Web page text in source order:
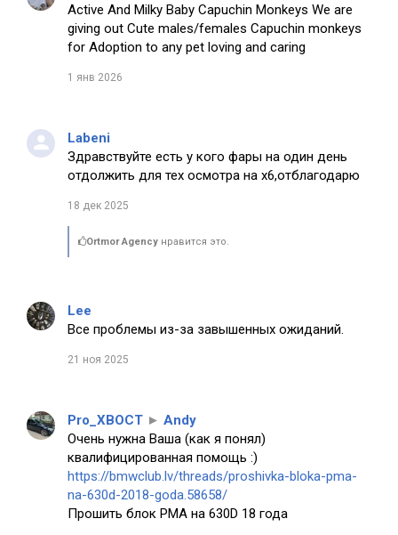
Active And Milky Baby Capuchin Monkeys We are
giving out Cute males/females Capuchin monkeys
for Adoption to any pet loving and caring
1 янв 2026
Labeni
Здравствуйте есть у кого фары на один день
отдолжить для тех осмотра на х6,отблагодарю
18 дек 2025
Ortmor Agency нравится это.
Lee
Все проблемы из-за завышенных ожиданий.
21 ноя 2025
Pro_XBOCT ► Andy
Очень нужна Ваша (как я понял)
квалифицированная помощь :)
https://bmwclub.lv/threads/proshivka-bloka-pma-
na-630d-2018-goda.58658/
Прошить блок PMA на 630D 18 года